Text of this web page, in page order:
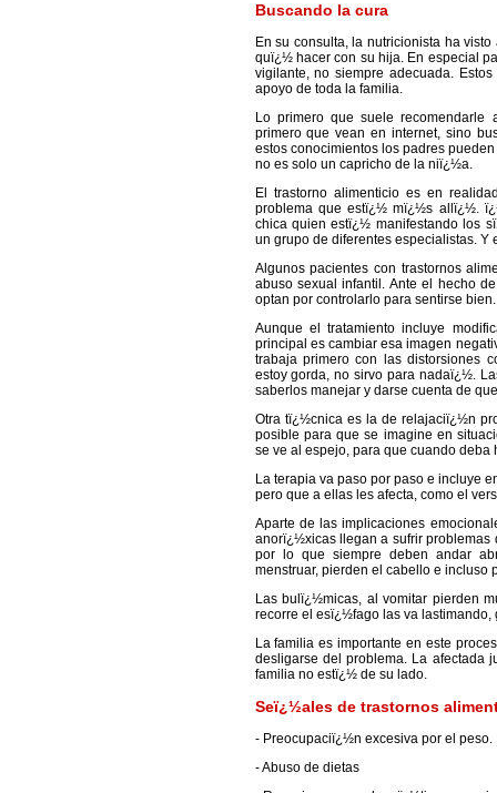
Buscando la cura
En su consulta, la nutricionista ha
quï¿½ hacer con su hija. En especial
vigilante, no siempre adecuada.
apoyo de toda la familia.
Lo primero que suele
primero que vean en internet, sino
estos conocimientos los padres
no es solo un capricho de la niï¿½a.
El trastorno alimenticio es en
problema que estï¿½ mï¿½s allï¿½.
chica quien estï¿½ manifestando los
un grupo de diferentes especialistas.
Algunos pacientes con trastornos
abuso sexual infantil. Ante el hecho
optan por controlarlo para sentirse bien.
Aunque el tratamiento incluye
principal es cambiar esa imagen
trabaja primero con las distorsiones
estoy gorda, no sirvo para nadaï¿½.
saberlos manejar y darse cuenta de
Otra tï¿½cnica es la de relajaciï¿½n
posible para que se imagine en
se ve al espejo, para que cuando
La terapia va paso por paso e incluye
pero que a ellas les afecta, como el
Aparte de las implicaciones
anorï¿½xicas llegan a sufrir
por lo que siempre deben andar
menstruar, pierden el cabello e
Las bulï¿½micas, al vomitar pierden
recorre el esï¿½fago las va
La familia es importante en este
desligarse del problema. La afectada
familia no estï¿½ de su lado.
Seï¿½ales de trastornos
- Preocupaciï¿½n excesiva por el peso.
- Abuso de dietas